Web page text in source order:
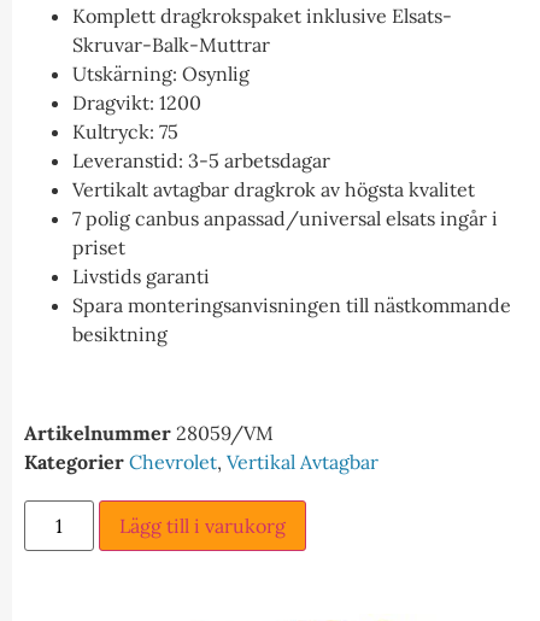
Komplett dragkrokspaket inklusive Elsats-
Skruvar-Balk-Muttrar
Utskärning: Osynlig
Dragvikt: 1200
Kultryck: 75
Leveranstid: 3-5 arbetsdagar
Vertikalt avtagbar dragkrok av högsta kvalitet
7 polig canbus anpassad/universal elsats ingår i
priset
Livstids garanti
Spara monteringsanvisningen till nästkommande
besiktning
Artikelnummer 28059/VM
Kategorier Chevrolet, Vertikal Avtagbar
Lägg till i varukorg